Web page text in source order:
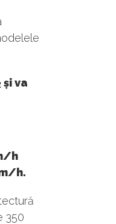
și va
h
h.
350